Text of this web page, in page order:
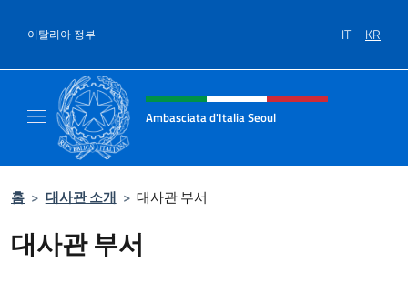
이탈리아 정부 IT KR
Intestazione sito, social e menù
Ambasciata d'Italia Seoul
홈 > 대사관 소개 > 대사관 부서
대사관 부서